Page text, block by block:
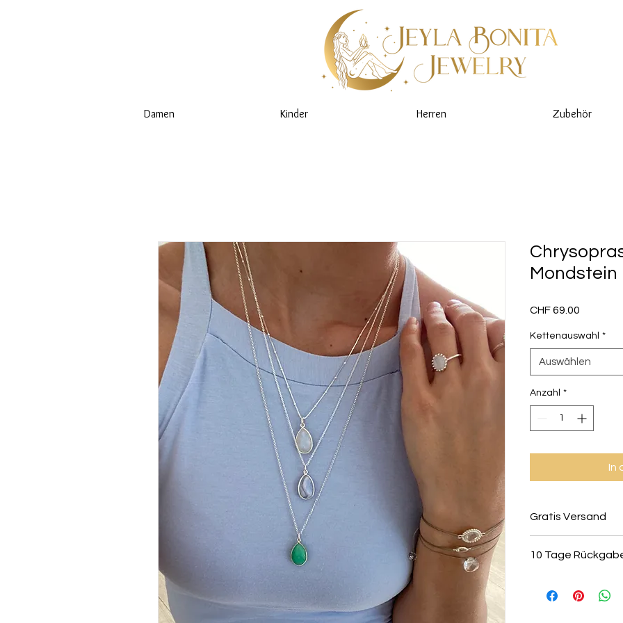
Damen Kinder Herren Zubehör
Mondstein
CHF 69.00
Kettenauswahl *
Auswählen
Anzahl *
In
Gratis Versand
kostenlos innerhalb
10 Tage
retourniert oder